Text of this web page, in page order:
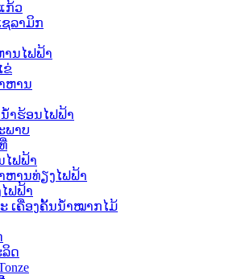
ກ້ວ
ລາມິກ
ານໄຟຟ້າ
ຂ່
ຫານ
ຳຮ້ອນໄຟຟ້າ
ພາບ
ຟຟ້າ
ຫານທ່ຽງໄຟຟ້າ
ໄຟຟ້າ
ເຄື່ອງຄັ້ນນ້ຳໝາກໄມ້
ດ